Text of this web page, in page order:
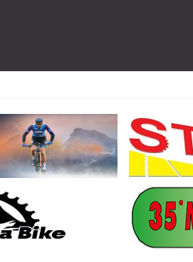
Signorelli 5^ la migliore tra gli italiani
di una leggendaria storia
azzurro a Monteceneri